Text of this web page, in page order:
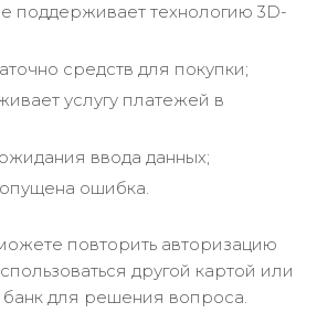
поддерживает технологию 3D-
средств для покупки;
услугу платежей в
ввода данных;
ошибка.
повторить авторизацию
другой картой или
банк для решения вопроса.